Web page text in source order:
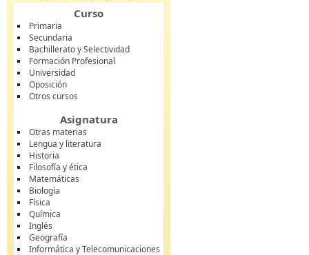
Curso
Primaria
Secundaria
Bachillerato y Selectividad
Formación Profesional
Universidad
Oposición
Otros cursos
Asignatura
Otras materias
Lengua y literatura
Historia
Filosofía y ética
Matemáticas
Biología
Física
Química
Inglés
Geografía
Informática y Telecomunicaciones